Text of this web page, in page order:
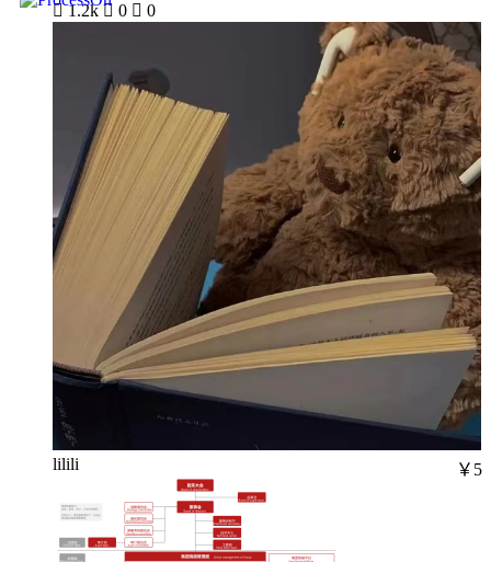
 1.2k  0  0
lilili ￥5